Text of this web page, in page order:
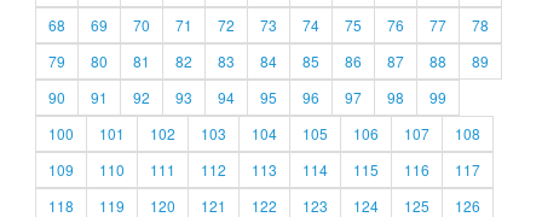
68
69 70 71 72 73 74 75 76 77
78
79
80 81 82 83 84 85 86 87 88
89
90
91 92 93 94 95 96 97 98
99
100
101 102 103 104 105 106 107
108
109
110 111 112 113 114 115 116
117
118
119 120 121 122 123 124 125
126